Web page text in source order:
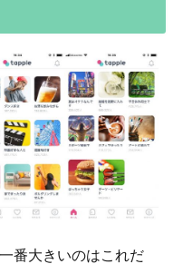
番大きいのはこれだ